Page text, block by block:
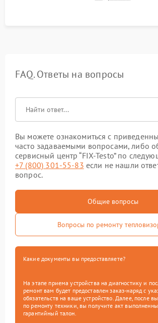
FAQ. Ответы на вопросы
Вы можете ознакомиться с
часто задаваемыми вопросами, либо
сервисный центр “FIX-Testo” по
+7 (800) 301-55-83 если не нашли
вопрос.
Общие вопросы
Вопросы по ремонту
Какие документы вы предоставляете?
На этапе приема устройства на диагностику и
ремонт вам будет предоставлен заказ-наряд с
обязательств на ваше устройство. Далее, после
по ремонту техники, вы получите акт
гарантийный талон.